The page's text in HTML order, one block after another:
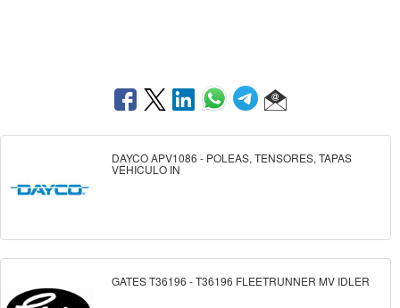
DAYCO APV1086 - POLEAS, TENSORES, TAPAS
VEHICULO IN
GATES T36196 - T36196 FLEETRUNNER MV IDLER